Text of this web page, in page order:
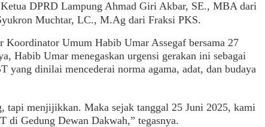
DPRD Lampung Ahmad Giri Akbar, SE., MBA dari
Muchtar, LC., M.Ag dari Fraksi PKS.
Umum Habib Umar Assegaf bersama 27
Habib Umar menegaskan urgensi gerakan ini sebagai
yang dinilai mencederai norma agama, adat, dan budaya
tapi menjijikkan. Maka sejak tanggal 25 Juni 2025, kami
Gedung Dewan Dakwah,” tegasnya.